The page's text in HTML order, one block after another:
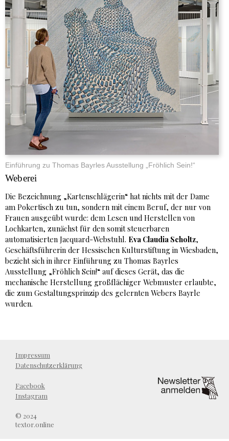
Einführung zu Thomas Bayrles Ausstellung „Fröhlich Sein!“
Weberei
Die Bezeichnung „Kartenschlägerin“ hat nichts mit der Dame
am Pokertisch zu tun, sondern mit einem Beruf, der nur von
Frauen ausgeübt wurde: dem Lesen und Herstellen von
Lochkarten, zunächst für den somit steuerbaren
automatisierten Jacquard-Webstuhl. Eva Claudia Scholtz,
Geschäftsführerin der Hessischen Kulturstiftung in Wiesbaden,
bezieht sich in ihrer Einführung zu Thomas Bayrles
Ausstellung „Fröhlich Sein!“ auf dieses Gerät, das die
mechanische Herstellung großflächiger Webmuster erlaubte,
die zum Gestaltungsprinzip des gelernten Webers Bayrle
wurden.
Impressum
Datenschutzerklärung
Facebook
Instagram
© 2024
textor.online